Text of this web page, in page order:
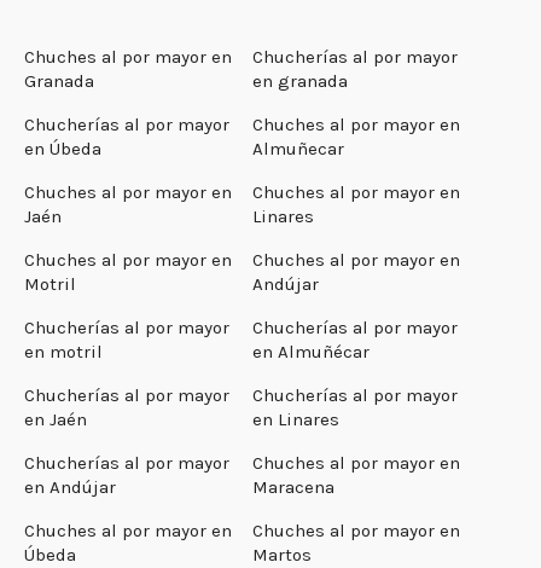
Chuches al por mayor en
Granada
Chucherías al por mayor
en granada
Chucherías al por mayor
en Úbeda
Chuches al por mayor en
Almuñecar
Chuches al por mayor en
Jaén
Chuches al por mayor en
Linares
Chuches al por mayor en
Motril
Chuches al por mayor en
Andújar
Chucherías al por mayor
en motril
Chucherías al por mayor
en Almuñécar
Chucherías al por mayor
en Jaén
Chucherías al por mayor
en Linares
Chucherías al por mayor
en Andújar
Chuches al por mayor en
Maracena
Chuches al por mayor en
Úbeda
Chuches al por mayor en
Martos